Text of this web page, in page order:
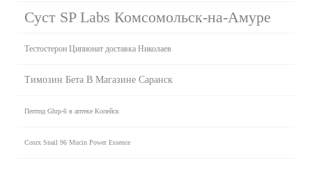
Суст SP Labs Комсомольск-на-Амуре
Тестостерон Ципионат доставка Николаев
Tимозин Бета В Магазине Саранск
Пептид Ghrp-6 в аптеке Копейск
Cosrx Snail 96 Mucin Power Essence